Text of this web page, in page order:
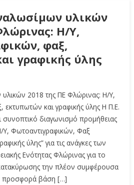
υλικών
Η/Υ,
φαξ,
γραφικής ύλης
2018 της ΠΕ Φλώρινας: Η/Υ,
εκτυπωτών και γραφικής ύλης Η Π.Ε.
διαγωνισμό προμήθειας
Φωτοαντιγραφικών, Φαξ
ύλης” για τις ανάγκες των
Ενότητας Φλώρινας για το
την πλέον συμφέρουσα
προσφορά βάση […]